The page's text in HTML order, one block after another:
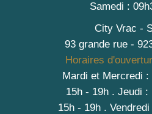
Samedi :
City Vrac -
93 grande rue -
Horaires
Mardi et Mercredi :
15h - 19h . Jeudi :
15h - 19h .